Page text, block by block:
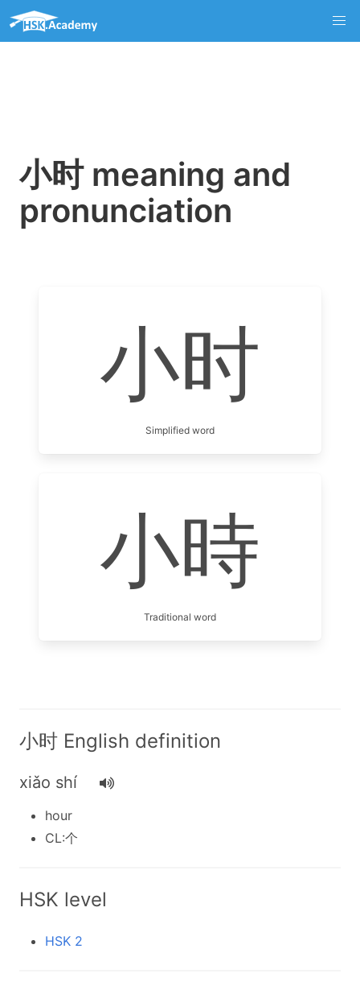
小时 meaning and
pronunciation
小时
Simplified word
小時
Traditional word
小时 English definition
xiǎo shí
hour
CL:个
HSK level
HSK 2